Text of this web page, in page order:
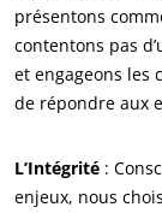
présentons
contentons pas
et engageons les
de répondre aux
L’Intégrité :
enjeux, nous